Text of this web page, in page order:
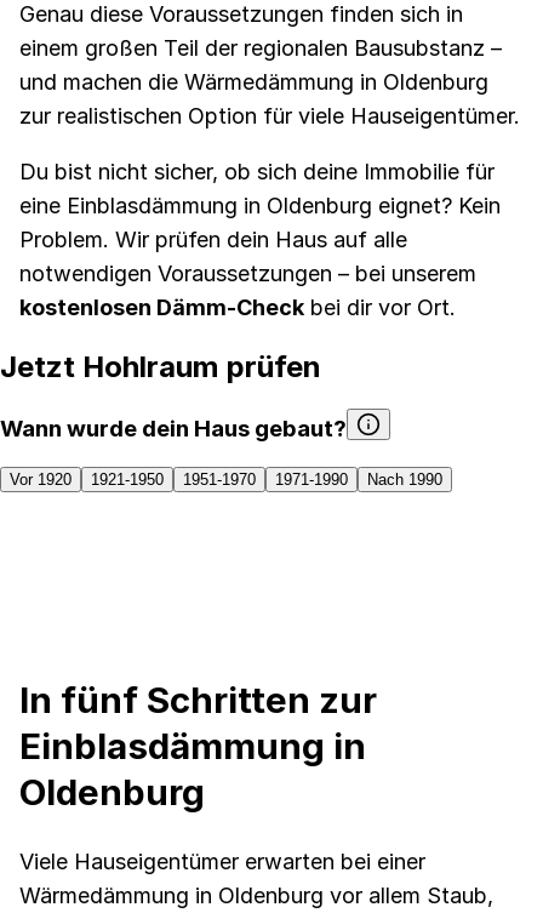
Genau diese Voraussetzungen finden sich in
einem großen Teil der regionalen Bausubstanz –
und machen die Wärmedämmung in Oldenburg
zur realistischen Option für viele Hauseigentümer.
Du bist nicht sicher, ob sich deine Immobilie für
eine Einblasdämmung in Oldenburg eignet? Kein
Problem. Wir prüfen dein Haus auf alle
notwendigen Voraussetzungen – bei unserem
kostenlosen Dämm-Check bei dir vor Ort.
Jetzt Hohlraum prüfen
Wann wurde dein Haus gebaut?
Vor 1920 1921-1950 1951-1970 1971-1990 Nach 1990
In fünf Schritten zur
Einblasdämmung in
Oldenburg
Viele Hauseigentümer erwarten bei einer
Wärmedämmung in Oldenburg vor allem Staub,